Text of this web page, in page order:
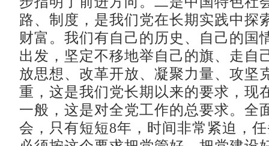
路、制度，是我们党在长期实践中探
财富。我们有自己的历史、自己的国
出发，坚定不移地举自己的旗、走自
放思想、改革开放、凝聚力量、攻坚
重，这是我们党长期以来的要求，现
一般，这是对全党工作的总要求。全
会，只有短短8年，时间非常紧迫，